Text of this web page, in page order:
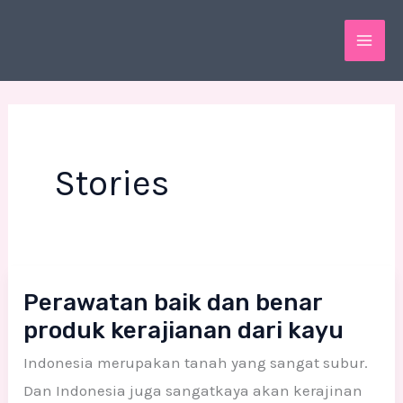
Stories
Perawatan baik dan benar
produk kerajianan dari kayu
Indonesia merupakan tanah yang sangat subur.
Dan Indonesia juga sangatkaya akan kerajinan
baik
dan
benar
produk